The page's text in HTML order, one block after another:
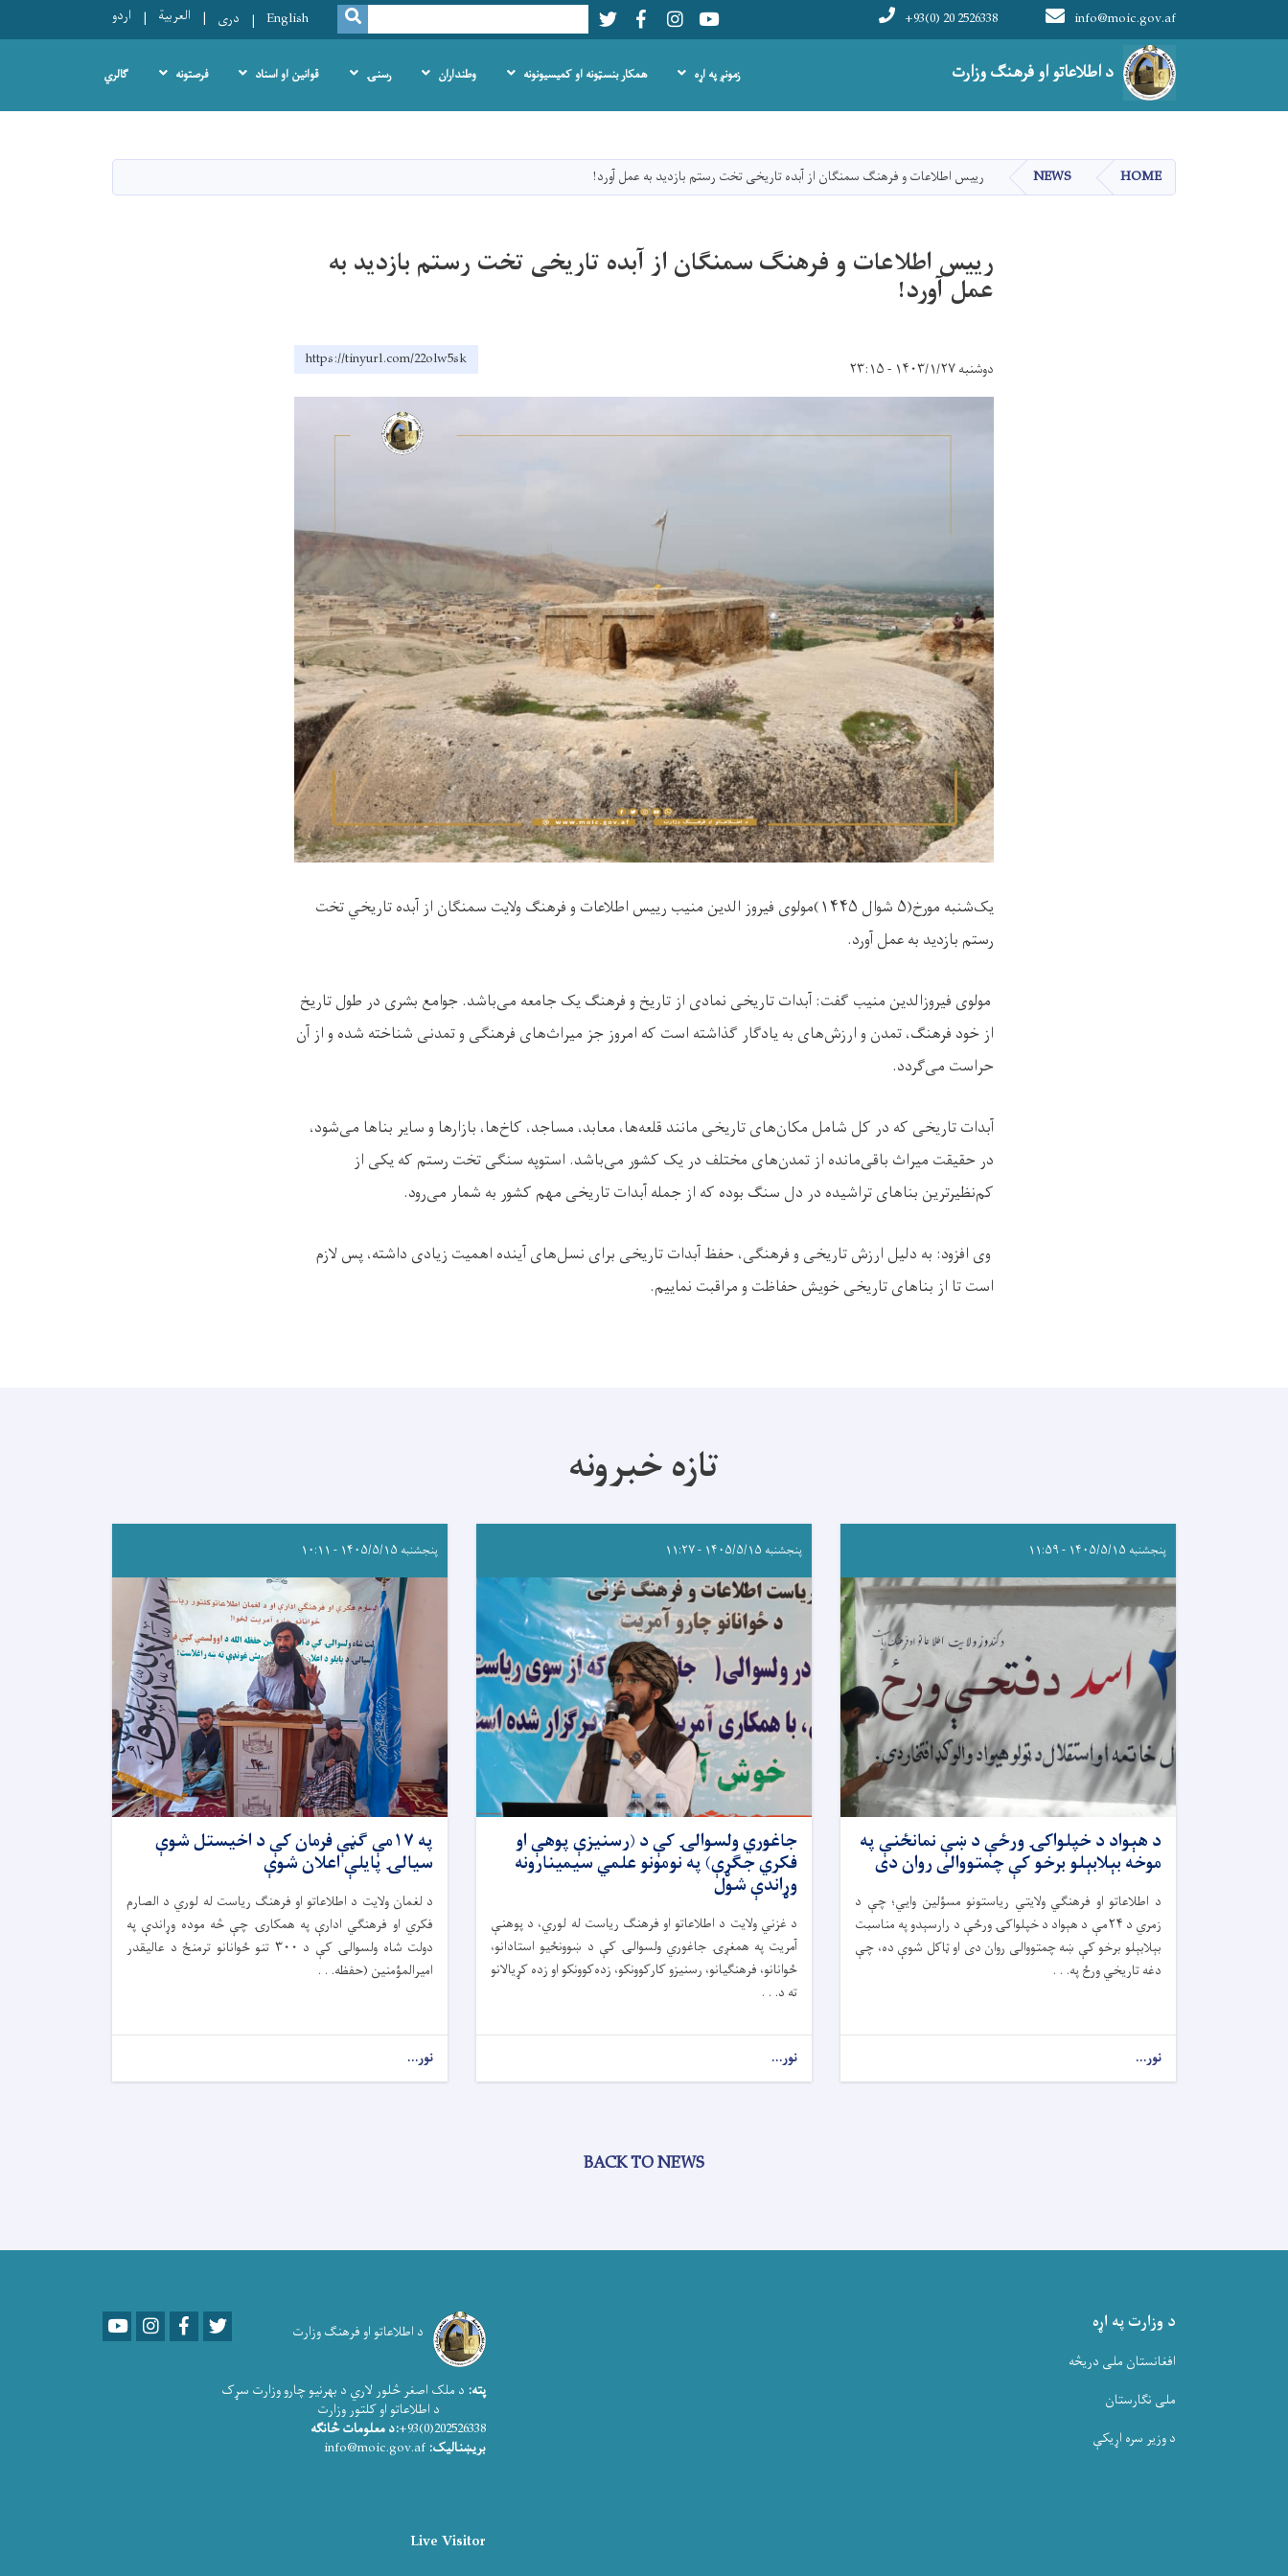
دانګل
د اطلاعاتو او فرهنګ وزارت
info@moic.gov.af
+93(0) 20 2526338
Youtube
LinkedIn
Facebook
Twitter
Search
SEARCH
English دری العربية اردو
Main navigation
زمونږ په اړه همکار بنسټونه او کمیسیونونه وطنداران رسنۍ قوانین او اسناد فرصتونه ګالري
HOME
NEWS رییس اطلاعات و فرهنگ سمنگان از آبده تاریخی تخت رستم بازدید به عمل آورد!
رییس اطلاعات و فرهنگ سمنگان از آبده تاریخی تخت رستم بازدید به
عمل آورد!
دوشنبه ۱۴۰۳/۱/۲۷ - ۲۳:۱۵ https://tinyurl.com/22olw5sk
یک‌شنبه مورخ(۵ شوال ۱۴۴۵)مولوی فیروز الدین منیب رییس اطلاعات و فرهنگ ولايت سمنگان از آبده تاريخي تخت
رستم بازدید به عمل آورد.
مولوی فیروزالدین منیب گفت: آبدات تاریخی نمادی از تاریخ و فرهنگ یک جامعه می‌باشد. جوامع بشری در طول تاریخ
از خود فرهنگ، تمدن و ارزش‌های به یادگار گذاشته است که امروز جز میراث‌های فرهنگی و تمدنی شناخته شده و از آن
حراست می‌گردد.
آبدات تاریخی که در کل شامل مکان‌های تاریخی مانند قلعه‌ها، معابد، مساجد، کاخ‌ها، بازارها و سایر بناها می‌شود،
در حقیقت میراث باقی‌مانده از تمدن‌های مختلف در یک کشور می‌باشد. استوپه سنگی تخت رستم که یکی از
کم‌نظیرترین بناهای تراشیده در دل سنگ بوده که از جمله آبدات تاریخی مهم کشور به شمار می‌رود.
وی افزود: به دلیل ارزش تاریخی و فرهنگی، حفظ آبدات تاریخی برای نسل‌های آینده اهمیت زیادی داشته، پس لازم
است تا از بناهای تاریخی خویش حفاظت و مراقبت نماییم.
تازه خبرونه
پنجشنبه ۱۴۰۵/۵/۱۵ - ۱۱:۵۹
د هېواد د خپلواکۍ ورځې د ښې نمانځنې په
موخه بېلابېلو برخو کې چمتووالی روان دی
د اطلاعاتو او فرهنګي ولایتي ریاستونو مسؤلین وایي؛ چې د
زمري د ۲۴مې د هېواد د خپلواکۍ ورځې د رارسېدو په مناسبت
بېلابېلو برخو کې ښه چمتووالی روان دی او ټاکل شوې ده، چې
دغه تاریخي ورځ په. . .
نور...
پنجشنبه ۱۴۰۵/۵/۱۵ - ۱۱:۲۷
جاغوري ولسوالۍ کې د (رسنیزې پوهې او
فکري جګړې) په نومونو علمي سیمینارونه
وړاندې شول
د غزني ولایت د اطلاعاتو او فرهنګ ریاست له لوري، د پوهنې
آمریت په همغږۍ جاغوري ولسوالۍ کې د ښوونځیو استادانو،
ځوانانو، فرهنګیانو، رسنیزو کارکوونکو، زده‌کوونکو او زده کړیالانو
ته د. . .
نور...
پنجشنبه ۱۴۰۵/۵/۱۵ - ۱۰:۱۱
په ۱۷مې ګڼې فرمان کې د اخیستل شوې
سیالۍ پایلې اعلان شوې
د لغمان ولایت د اطلاعاتو او فرهنګ ریاست له لوري د الصارم
فکري او فرهنګي ادارې په همکارۍ چې څه موده وړاندې په
دولت شاه ولسوالۍ کې د ۳۰۰ تنو ځوانانو ترمنځ د عالیقدر
امیرالمؤمنین (حفظه. . .
نور...
BACK TO NEWS
د وزارت په اړه
افغانستان ملی دریڅه
ملی نگارستان
د وزیر سره اړیکې
د اطلاعاتو او فرهنګ وزارت YoutubeLinkedInFacebook
پته: د ملک اصغر څلور لاري د بهرنیو چارو وزارت سړک
د اطلاعاتو او کلتور وزارت
202526338(0)93+
:د معلومات څانګه
بریښنالیک: info@moic.gov.af
Live Visitor